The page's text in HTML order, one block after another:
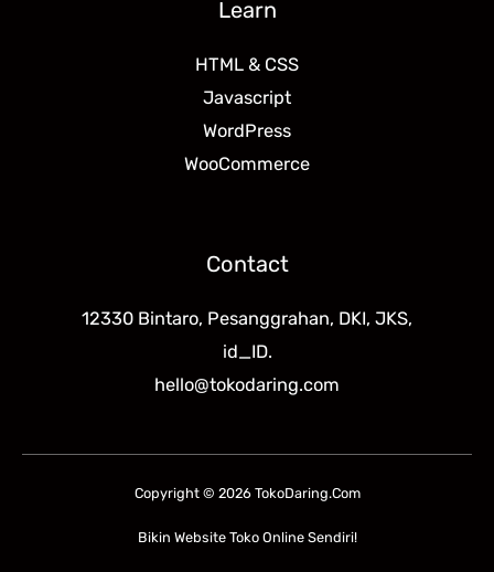
Learn
HTML & CSS
Javascript
WordPress
WooCommerce
Contact
12330 Bintaro, Pesanggrahan, DKI, JKS,
id_ID.
hello@tokodaring.com
Copyright © 2026 TokoDaring.Com
Bikin Website Toko Online Sendiri!